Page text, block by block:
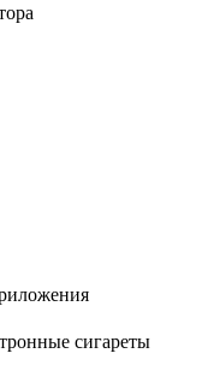
сигареты